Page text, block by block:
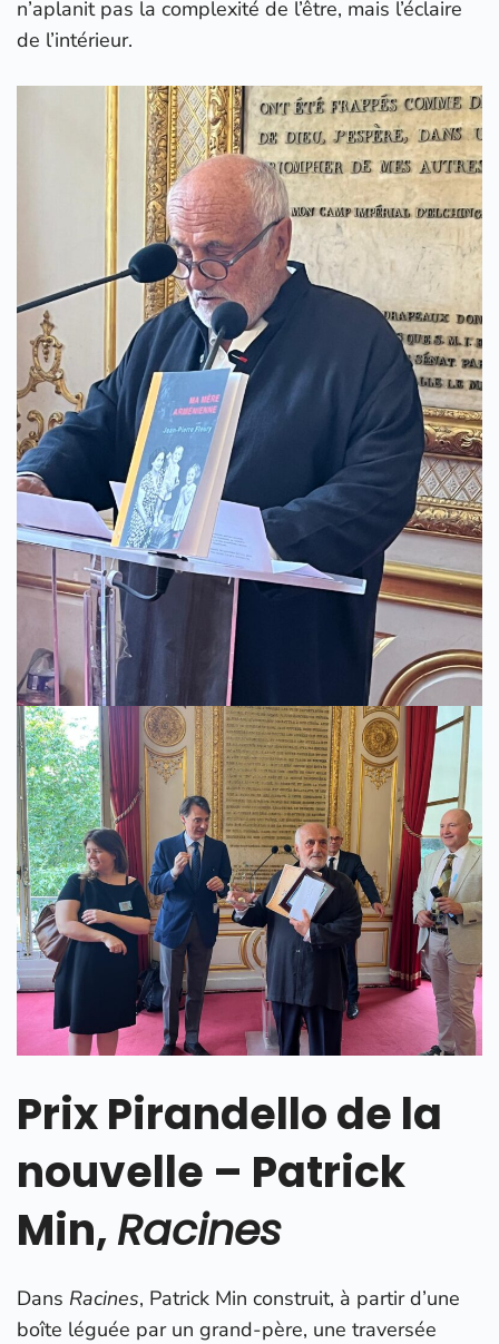
n’aplanit pas la complexité de l’être, mais l’éclaire
de l’intérieur.
Prix Pirandello de la
nouvelle – Patrick
Min,Racines
Dans Racines, Patrick Min construit, à partir d’une
boîte léguée par un grand-père, une traversée